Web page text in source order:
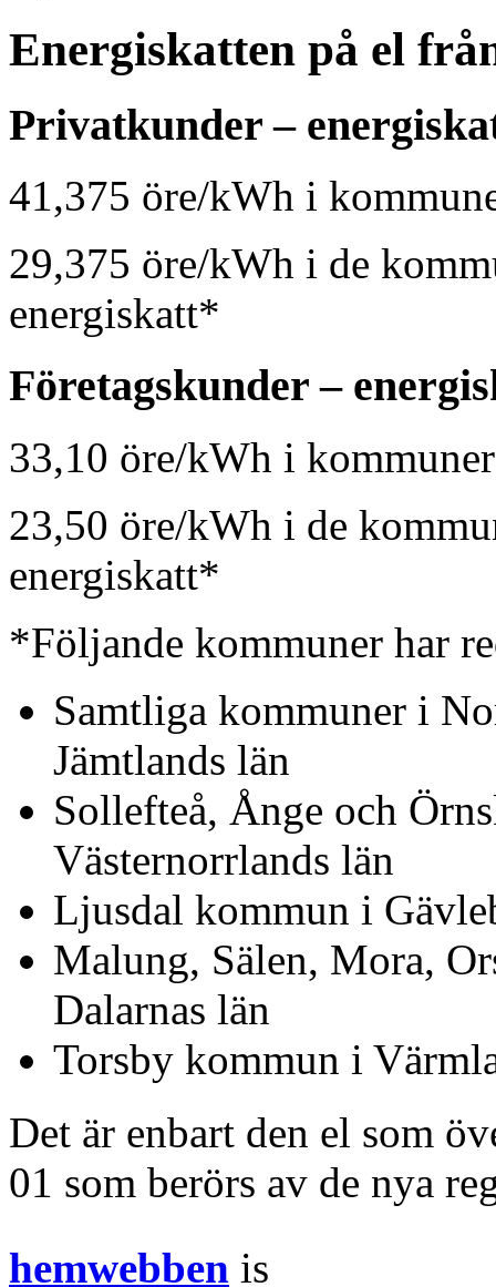
Energiskatten på el
Privatkunder –
41,375 öre/kWh i
29,375 öre/kWh i de
energiskatt*
Företagskunder –
33,10 öre/kWh i
23,50 öre/kWh i de
energiskatt*
*Följande kommuner har
Samtliga kommuner i
Jämtlands län
Sollefteå, Ånge och
Västernorrlands län
Ljusdal kommun i
Malung, Sälen, Mora,
Dalarnas län
Torsby kommun i
Det är enbart den el som
01 som berörs av de nya
hemwebben is